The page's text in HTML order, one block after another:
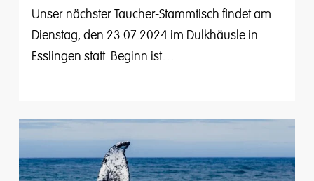
Unser nächster Taucher-Stammtisch findet am
Dienstag, den 23.07.2024 im Dulkhäusle in
Esslingen statt. Beginn ist…